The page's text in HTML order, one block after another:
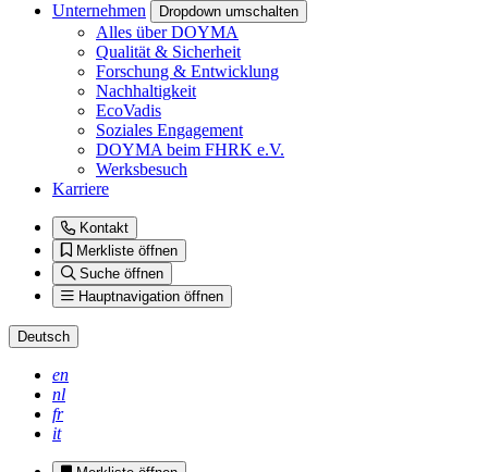
Unternehmen
Dropdown umschalten
Alles über DOYMA
Qualität & Sicherheit
Forschung & Entwicklung
Nachhaltigkeit
EcoVadis
Soziales Engagement
DOYMA beim FHRK e.V.
Werksbesuch
Karriere
Kontakt
Merkliste öffnen
Suche öffnen
Hauptnavigation öffnen
Deutsch
en
nl
fr
it